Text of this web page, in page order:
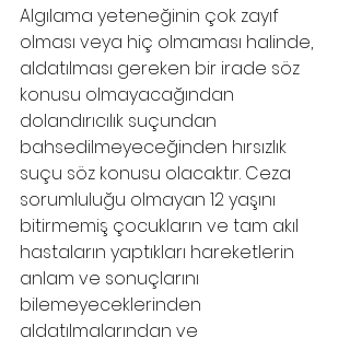
Algılama yeteneğinin çok zayıf
olması veya hiç olmaması halinde,
aldatılması gereken bir irade söz
konusu olmayacağından
dolandırıcılık suçundan
bahsedilmeyeceğinden hırsızlık
suçu söz konusu olacaktır. Ceza
sorumluluğu olmayan 12 yaşını
bitirmemiş çocukların ve tam akıl
hastaların yaptıkları hareketlerin
anlam ve sonuçlarını
bilemeyeceklerinden
aldatılmalarından ve